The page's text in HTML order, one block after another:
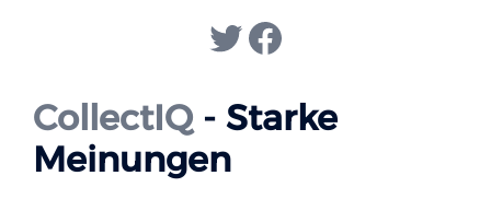
Twitter
Facebook
CollectIQ- Starke
Meinungen